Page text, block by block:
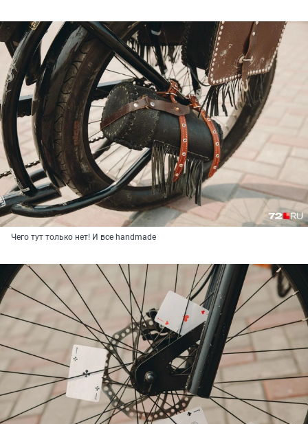
Чего тут только нет! И все handmade